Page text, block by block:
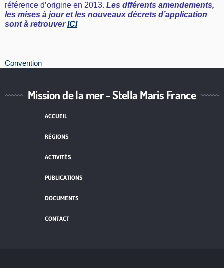
référence d’origine en 2013. Les dfférents amendements,
les mises à jour et les nouveaux décrets d’application
sont à retrouverICI
Convention
Mission de la mer - Stella Maris France
ACCUEIL
RÉGIONS
ACTIVITÉS
PUBLICATIONS
DOCUMENTS
CONTACT